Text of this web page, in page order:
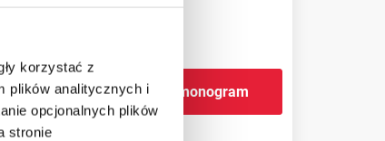
korzystać z
plików analitycznych i
opcjonalnych plików
stronie
Sprawdź harmonogram